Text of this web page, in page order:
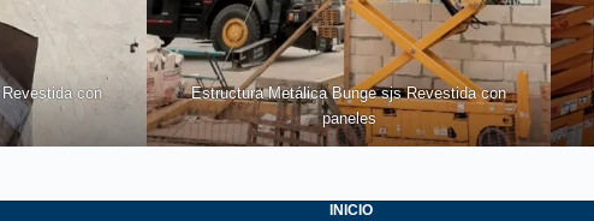
con
Estructura Metálica Bunge sjs Revestida con
paneles
INICIO